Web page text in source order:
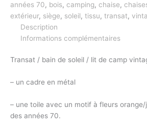
années 70, bois, camping, chaise,
extérieur, siège, soleil, tissu, transat,
Description
Informations complémentaires
Transat / bain de soleil / lit de camp
– un cadre en métal
– une toile avec un motif à fleurs
des années 70.